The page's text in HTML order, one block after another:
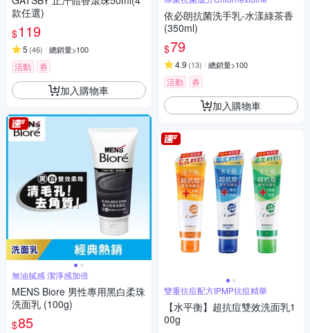
款任選)
$119
5 (46) 總銷量>100
活動 券
加入購物車
無油膩感 潔淨感加倍
MENS Biore 男性專用黑白柔珠
洗面乳 (100g)
$85
依必朗抗菌洗手乳-水漾綠茶香
(350ml)
$79
4.9 (13) 總銷量>100
活動 券
加入購物車
雙重抗痘配方IPMP抗痘精華
【水平衡】超抗痘雙效洗面乳1
00g